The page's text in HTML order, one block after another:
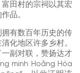
田村的宗祠以其宏
品。
有数百年历史的传
化地区许多乡村。
副对联，赞扬达才
minh Hoằng Hóa